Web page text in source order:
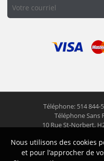
Téléphone: 514 844-
Téléphone Sans
10 Rue St-Norbert,
© 2026 Las Americas
Nous utilisons des cookies
et pour l’approcher de